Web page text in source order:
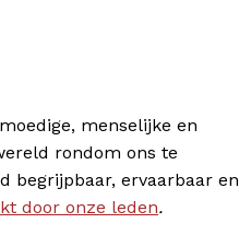
menselijke en
rondom ons te
begrijpbaar, ervaarbaar en
door onze leden.